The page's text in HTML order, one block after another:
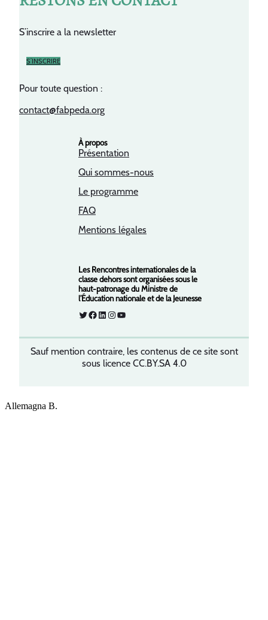
S’inscrire a la newsletter
S’INSCRIRE
Pour toute question :
contact@fabpeda.org
À propos
Présentation
Qui sommes-nous
Le programme
FAQ
Mentions légales
Les Rencontres internationales de la
classe dehors sont organisées sous le
haut-patronage du Ministre de
l’Éducation nationale et de la Jeunesse
Twitter
Facebook
LinkedIn
Instagram
YouTube
Sauf mention contraire, les contenus de ce site sont
sous licence CC.BY.SA 4.0
Allemagna B.